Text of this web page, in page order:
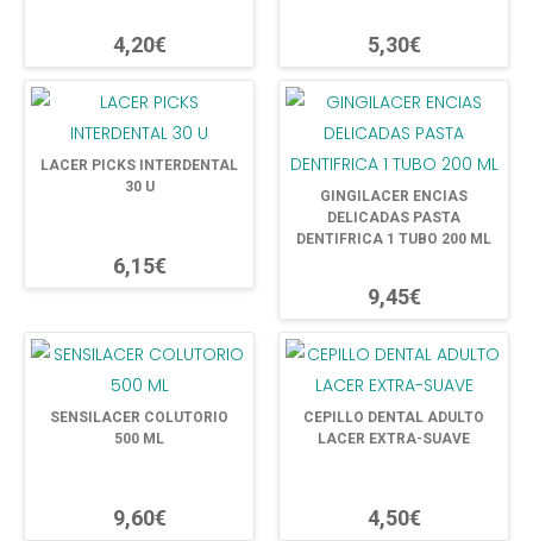
4,20€ 5,30€
LACER PICKS INTERDENTAL
30 U
6,15€
GINGILACER ENCIAS
DELICADAS PASTA
DENTIFRICA 1 TUBO 200 ML
9,45€
SENSILACER COLUTORIO
500 ML
9,60€
CEPILLO DENTAL ADULTO
LACER EXTRA-SUAVE
4,50€